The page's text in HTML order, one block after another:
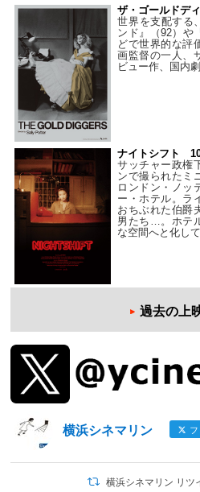
ザ・ゴールドデ
世界を支配する
ンド』（92）や
どで世界的な評
画監督の一人、
ビュー作、国内
ナイトシフト
サッチャー政権
ンで撮られたミ
ロンドン・ノッ
ー・ホテル。ラ
おちぶれた伯爵
男たち…。ホテ
な空間へと化して
過去の上
横浜シネマリン
横浜シネマリン リツ